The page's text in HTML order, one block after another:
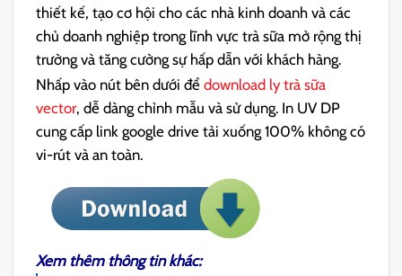
thiết kế, tạo cơ hội cho các nhà kinh doanh và các
chủ doanh nghiệp trong lĩnh vực trà sữa mở rộng thị
trường và tăng cường sự hấp dẫn với khách hàng.
Nhấp vào nút bên dưới đểdownload ly trà sữa
vector, dễ dàng chỉnh mẫu và sử dụng. In UV DP
cung cấp link google drive tải xuống 100% không có
vi-rút và an toàn.
Xem thêm thông tin khác: